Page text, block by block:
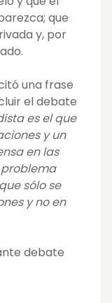
que
y, por
una frase
el debate
es el que
y un
en las
problema
sólo se
y no en
debate